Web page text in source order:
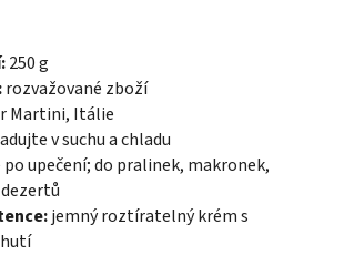
250 g
rozvažované zboží
Martini, Itálie
v suchu a chladu
po upečení; do pralinek, makronek,
jemný roztíratelný krém s